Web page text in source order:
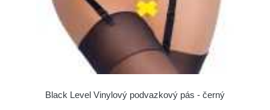
Black Level Vinylový podvazkový pás - černý